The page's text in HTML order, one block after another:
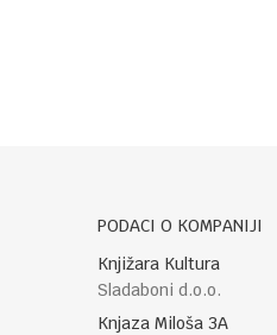
PODACI O KOMPANIJI
Knjižara Kultura
Sladaboni d.o.o.
Knjaza Miloša 3A